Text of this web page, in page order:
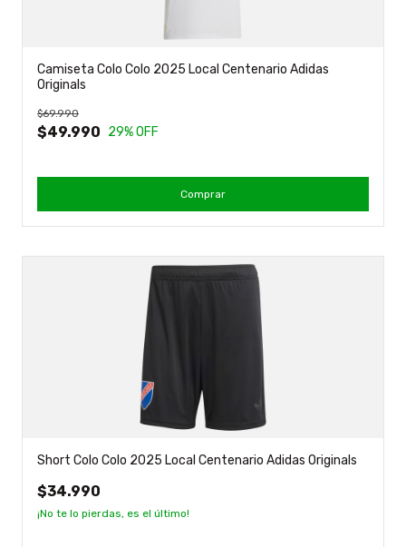
Camiseta Colo Colo 2025 Local Centenario Adidas
Originals
$49.990
$69.990
29% OFF
Comprar
Short Colo Colo 2025 Local Centenario Adidas Originals
$34.990
¡No te lo pierdas, es el último!